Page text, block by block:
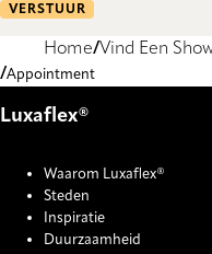
VERSTUUR
Home Vind Een
Appointment
Luxaflex®
Waarom Luxaflex®
Steden
Inspiratie
Duurzaamheid